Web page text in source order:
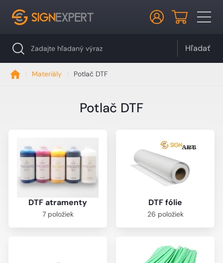
Hľadať
Materiály Potlač DTF
Potlač DTF
DTF atramenty
7 položiek
DTF fólie
26 položiek